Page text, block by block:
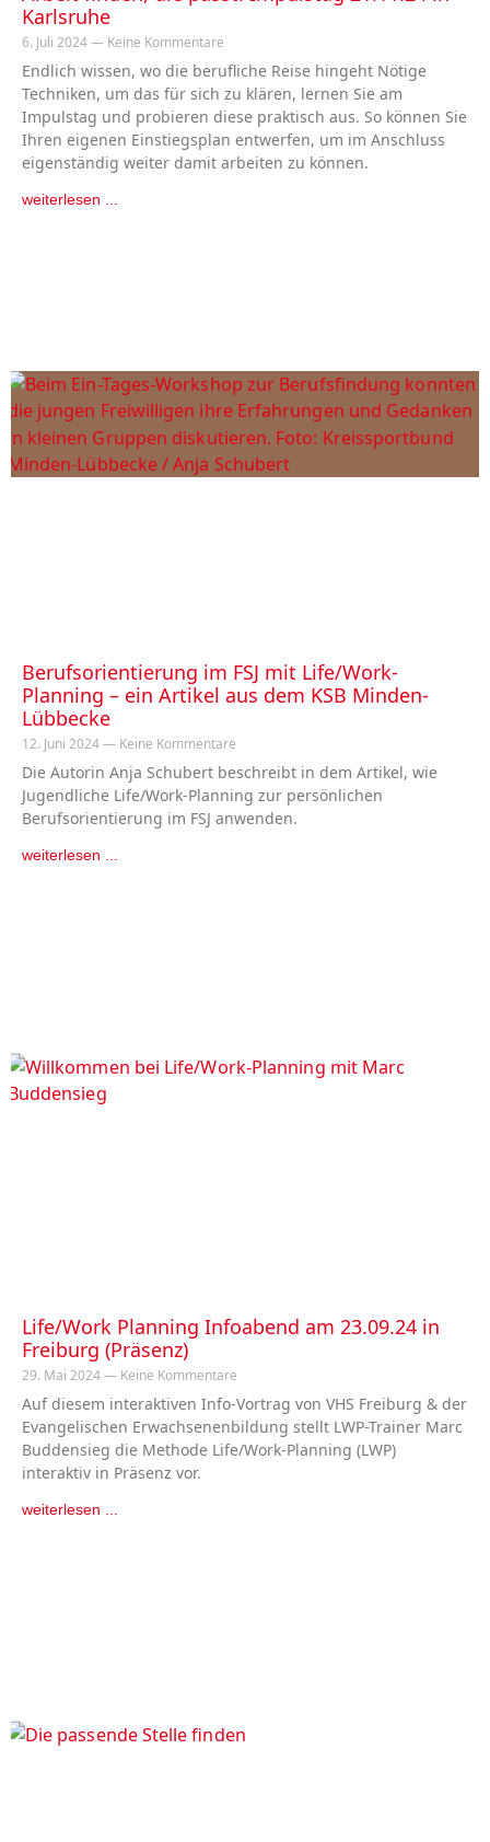
Karlsruhe
6. Juli 2024 Keine Kommentare
Endlich wissen, wo die berufliche Reise hingeht Nötige
Techniken, um das für sich zu klären, lernen Sie am
Impulstag und probieren diese praktisch aus. So können Sie
Ihren eigenen Einstiegsplan entwerfen, um im Anschluss
eigenständig weiter damit arbeiten zu können.
weiterlesen ...
Berufsorientierung im FSJ mit Life/Work-
Planning – ein Artikel aus dem KSB Minden-
Lübbecke
12. Juni 2024 Keine Kommentare
Die Autorin Anja Schubert beschreibt in dem Artikel, wie
Jugendliche Life/Work-Planning zur persönlichen
Berufsorientierung im FSJ anwenden.
weiterlesen ...
Life/Work Planning Infoabend am 23.09.24 in
Freiburg (Präsenz)
29. Mai 2024 Keine Kommentare
Auf diesem interaktiven Info-Vortrag von VHS Freiburg & der
Evangelischen Erwachsenenbildung stellt LWP-Trainer Marc
Buddensieg die Methode Life/Work-Planning (LWP)
interaktiv in Präsenz vor.
weiterlesen ...